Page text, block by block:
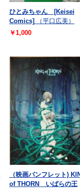
ひとみちゃん [Keisei
Comics]
（平口広美）
￥1,000
（映画パンフレット)
of THORN いばらの王